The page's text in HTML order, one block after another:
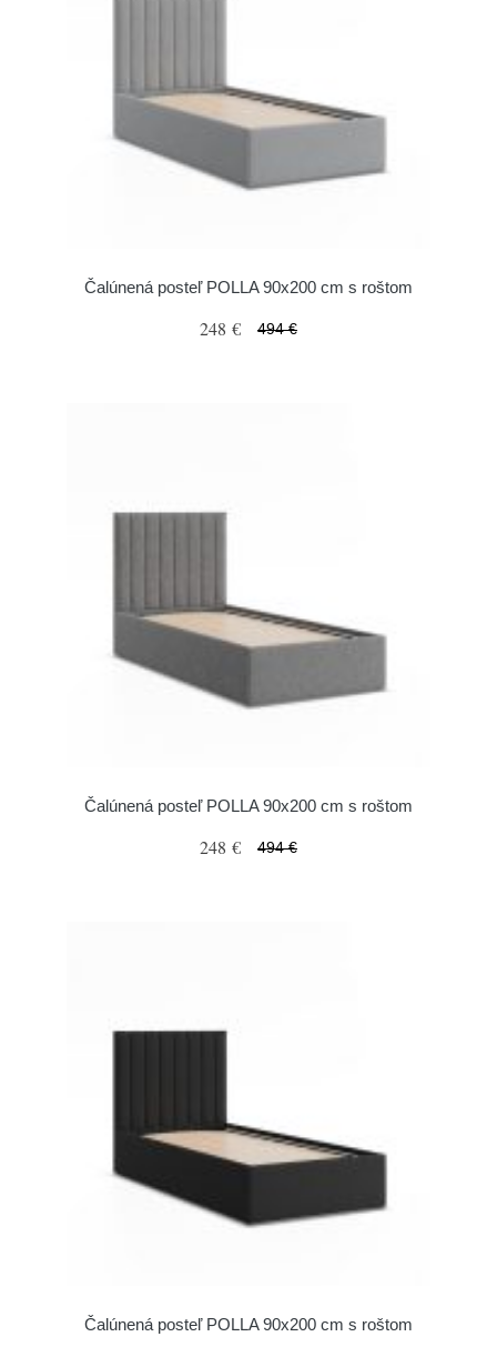
Čalúnená posteľ POLLA 90x200 cm s roštom
248 € 494 €
Čalúnená posteľ POLLA 90x200 cm s roštom
248 € 494 €
Čalúnená posteľ POLLA 90x200 cm s roštom